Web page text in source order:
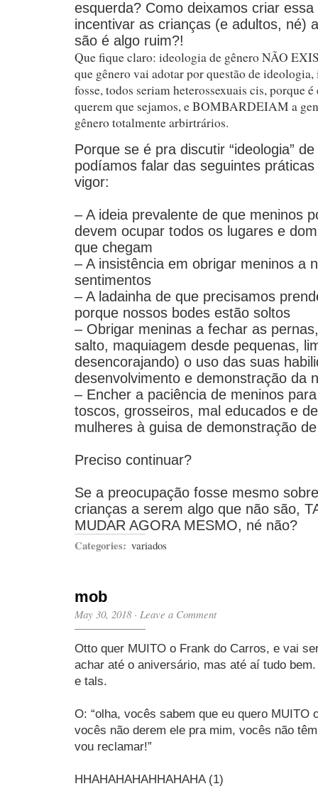
esquerda? Como deixamos criar
incentivar as crianças (e adultos, né)
são é algo ruim?!
Que fique claro: ideologia de gênero NÃO
que gênero vai adotar por questão de ideologia,
fosse, todos seriam heterossexuais cis, porque
querem que sejamos, e BOMBARDEIAM a
gênero totalmente arbirtrários.
Porque se é pra discutir “ideologia”
podíamos falar das seguintes
vigor:
– A ideia prevalente de que meninos
devem ocupar todos os lugares e
que chegam
– A insistência em obrigar meninos a
sentimentos
– A ladainha de que precisamos
porque nossos bodes estão soltos
– Obrigar meninas a fechar as
salto, maquiagem desde pequenas,
desencorajando) o uso das suas
desenvolvimento e demonstração da
– Encher a paciência de meninos
toscos, grosseiros, mal educados e
mulheres à guisa de demonstração
Preciso continuar?
Se a preocupação fosse mesmo
crianças a serem algo que não são,
MUDAR AGORA MESMO, né não?
Categories: variados
mob
May 30, 2018· Leave a Comment
Otto quer MUITO o Frank do Carros, e vai
achar até o aniversário, mas até aí tudo
e tals.
O: “olha, vocês sabem que eu quero MUITO
vocês não derem ele pra mim, vocês não
vou reclamar!”
HHAHAHAHAHHAHAHA (1)